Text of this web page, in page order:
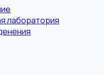
лаборатория